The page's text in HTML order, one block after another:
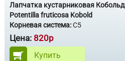
Лапчатка кустарниковая Кобольд
Potentilla fruticosa Kobold
Корневая система:С5
Цена: 820р
Купить